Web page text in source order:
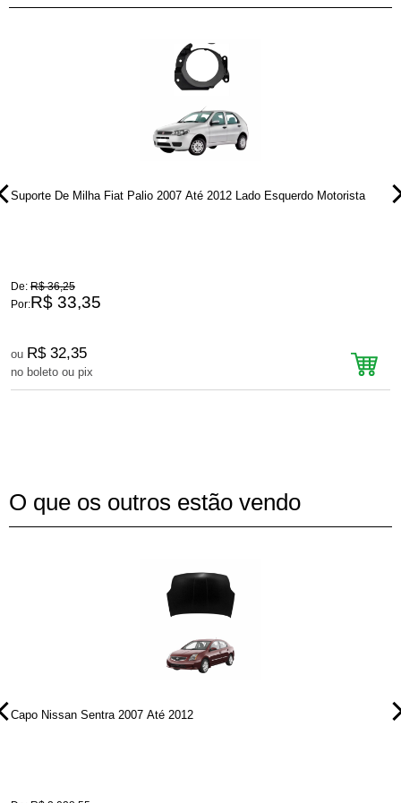
Suporte De Milha Fiat Palio 2007 Até 2012 Lado Esquerdo Motorista
De: R$ 36,25
Por:R$ 33,35
ou R$ 32,35
no boleto ou pix
O que os outros estão vendo
Capo Nissan Sentra 2007 Até 2012